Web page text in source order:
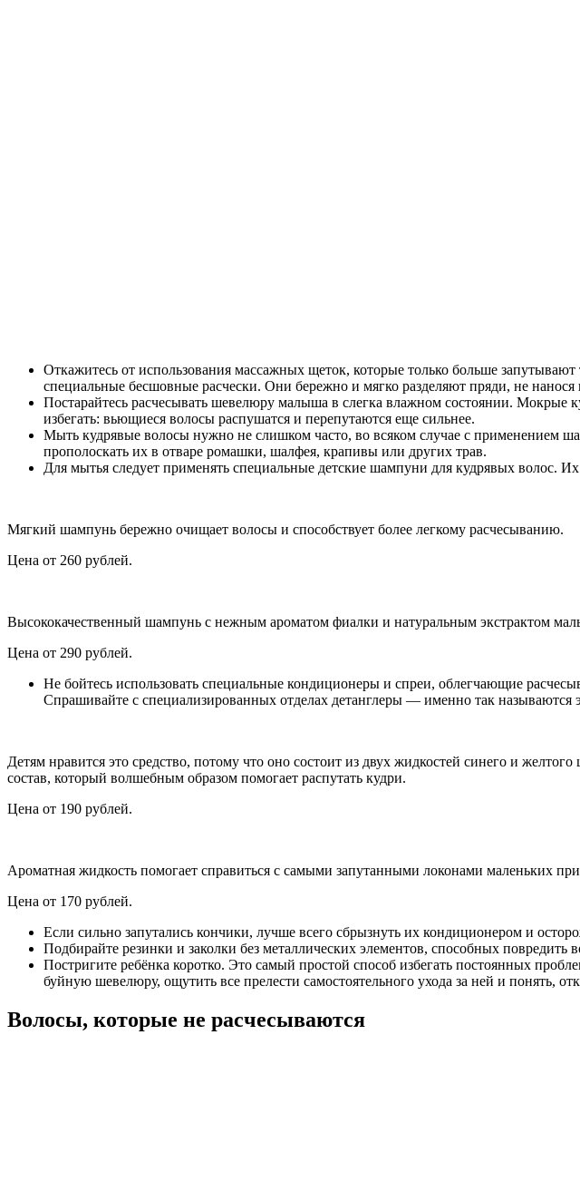
Откажитесь от использования массажных щеток, которые только больше
специальные бесшовные расчески. Они бережно и мягко разделяют пряди, не
Постарайтесь расчесывать шевелюру малыша в слегка влажном состоянии.
избегать: вьющиеся волосы распушатся и перепутаются еще сильнее.
Мыть кудрявые волосы нужно не слишком часто, во всяком случае с применением
прополоскать их в отваре ромашки, шалфея, крапивы или других трав.
Для мытья следует применять специальные детские шампуни для кудрявых волос.
Мягкий шампунь бережно очищает волосы и способствует более легкому расчесыванию.
Цена от 260 рублей.
Высококачественный шампунь с нежным ароматом фиалки и натуральным экстрактом
Цена от 290 рублей.
Не бойтесь использовать специальные кондиционеры и спреи, облегчающие
Спрашивайте с специализированных отделах детанглеры — именно так называются
Детям нравится это средство, потому что оно состоит из двух жидкостей синего и
состав, который волшебным образом помогает распутать кудри.
Цена от 190 рублей.
Ароматная жидкость помогает справиться с самыми запутанными локонами маленьких
Цена от 170 рублей.
Если сильно запутались кончики, лучше всего сбрызнуть их кондиционером и
Подбирайте резинки и заколки без металлических элементов, способных повредить
Постригите ребёнка коротко. Это самый простой способ избегать постоянных
буйную шевелюру, ощутить все прелести самостоятельного ухода за ней и понять,
Волосы, которые не расчесываются